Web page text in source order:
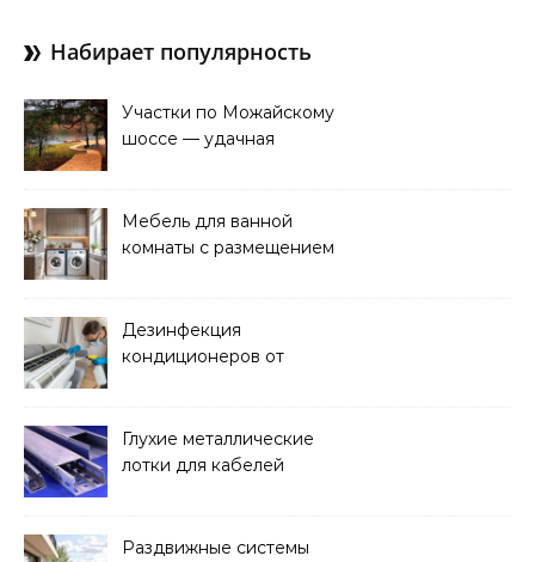
Набирает популярность
Участки по Можайскому
шоссе — удачная
Мебель для ванной
комнаты с размещением
Дезинфекция
кондиционеров от
Глухие металлические
лотки для кабелей
Раздвижные системы